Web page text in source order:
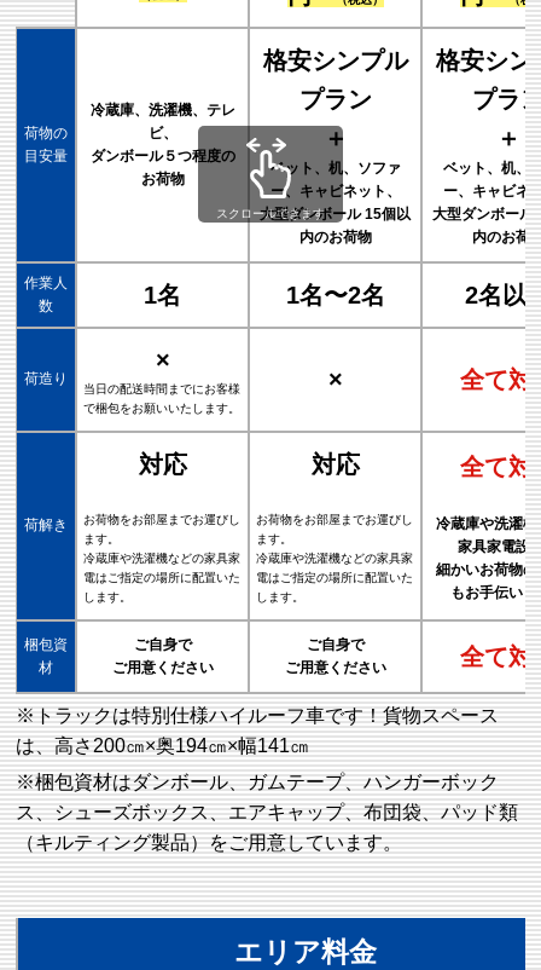
荷物の
目安量
冷蔵庫、洗濯機、テレ
ビ、
ダンボール５つ程度の
お荷物
格安シンプル
プラン
＋
ベット、机、ソファ
ー、キャビネット、
大型ダンボール 15個以
内のお荷物
格安シン
プラ
＋
ベット、机、
ー、キャビネ
大型ダンボール
内のお荷
作業人
数
1名 1名〜2名 2名以
荷造り
×
当日の配送時間までにお客様
で梱包をお願いいたします。
× 全て対
荷解き
対応
お荷物をお部屋までお運びし
ます。
冷蔵庫や洗濯機などの家具家
電はご指定の場所に配置いた
します。
対応
お荷物をお部屋までお運びし
ます。
冷蔵庫や洗濯機などの家具家
電はご指定の場所に配置いた
します。
全て対
冷蔵庫や洗濯機
家具家電設
細かいお荷物の
もお手伝いし
梱包資
材
ご自身で
ご用意ください
ご自身で
ご用意ください
全て対
スクロールできます
※トラックは特別仕様ハイルーフ車です！貨物スペース
は、高さ200㎝×奥194㎝×幅141㎝
※梱包資材はダンボール、ガムテープ、ハンガーボック
ス、シューズボックス、エアキャップ、布団袋、パッド類
（キルティング製品）をご用意しています。
エリア料金